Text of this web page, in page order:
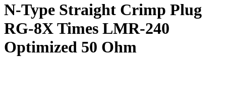
N-Type Straight Crimp Plug
RG-8X Times LMR-240
Optimized 50 Ohm